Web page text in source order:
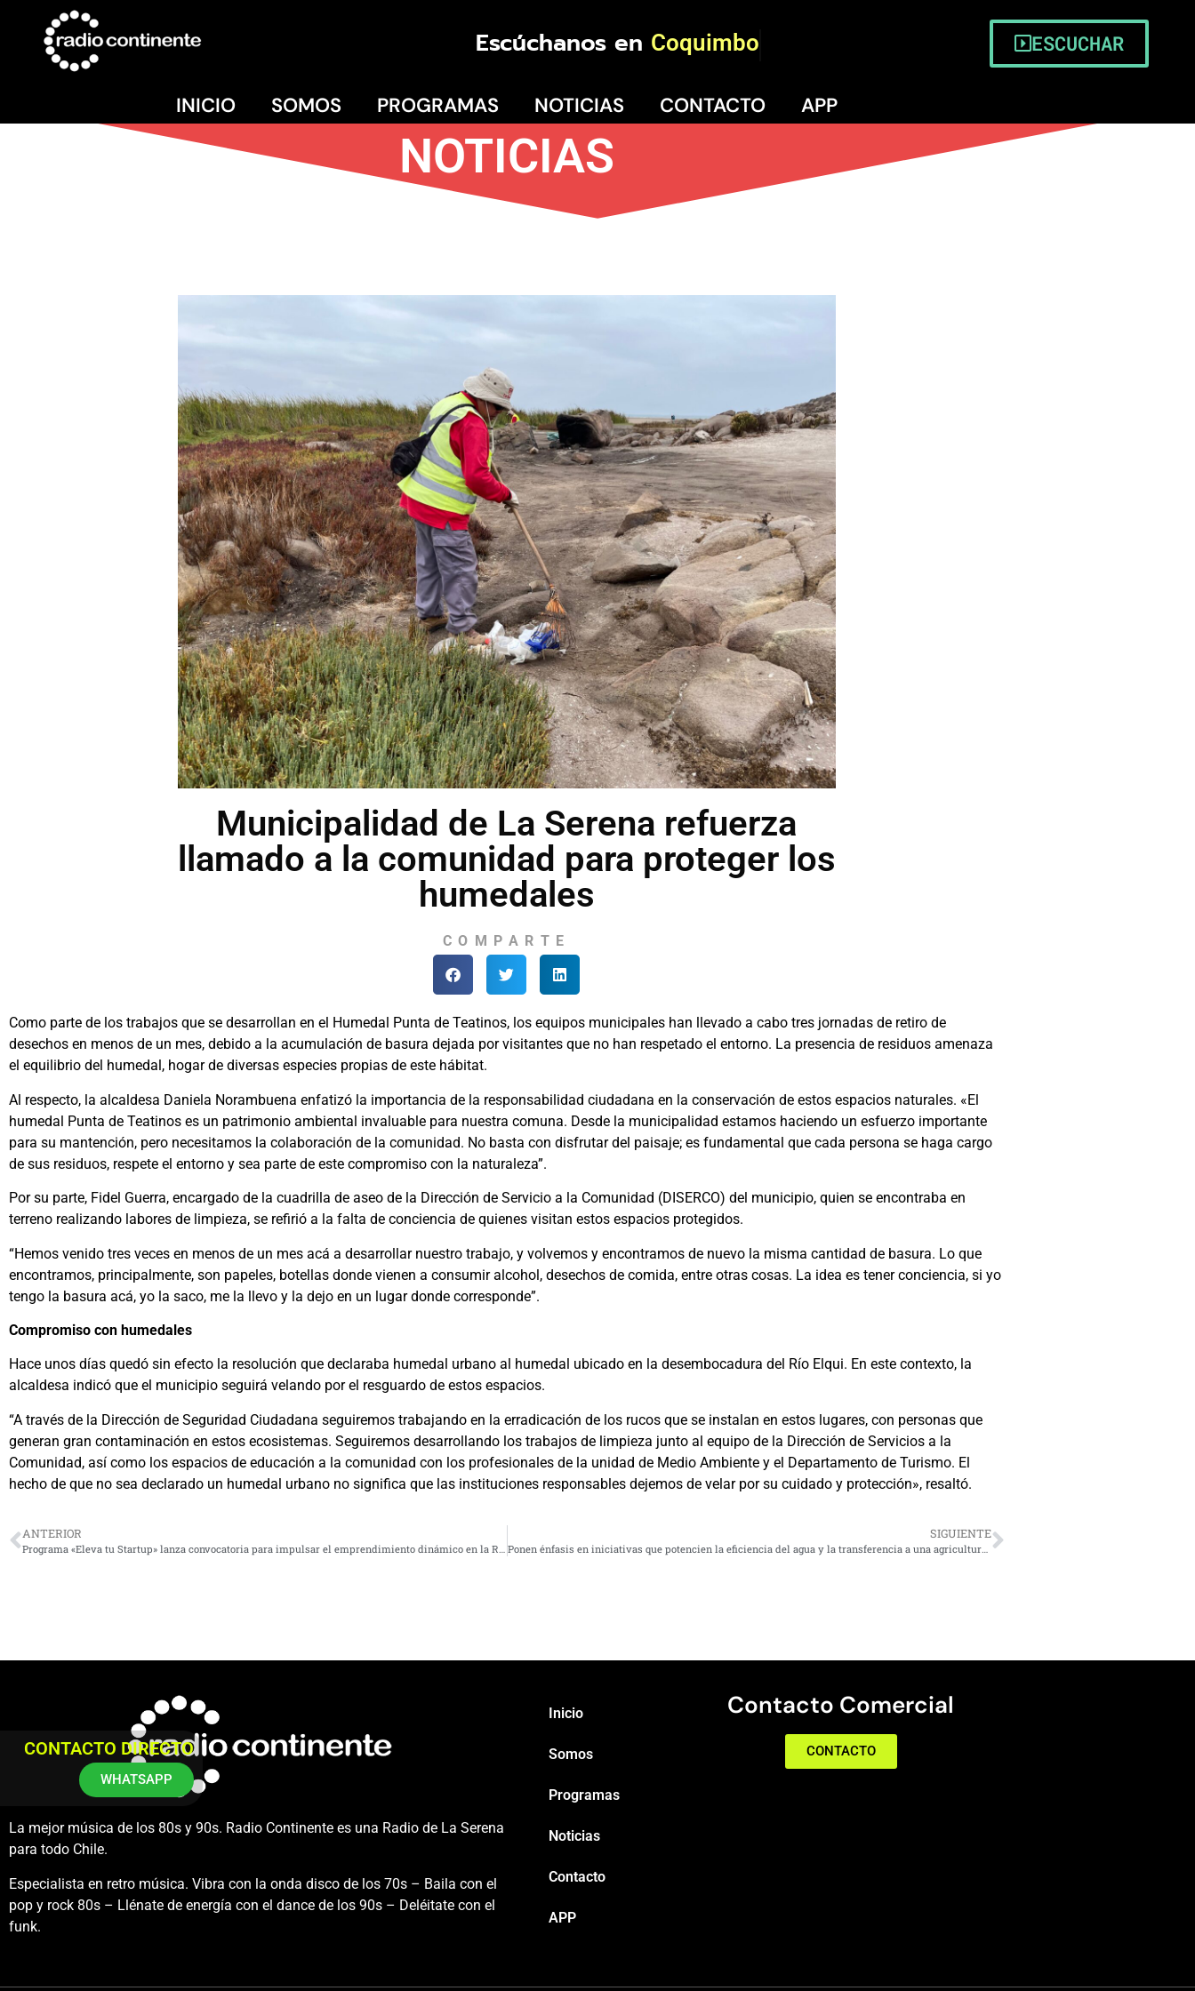
Escúchanos en Coquimbo ESCUCHAR
INICIO SOMOS PROGRAMAS NOTICIAS CONTACTO APP
NOTICIAS
Municipalidad de La Serena refuerza
llamado a la comunidad para proteger los
humedales
COMPARTE
Como parte de los trabajos que se desarrollan en el Humedal Punta de Teatinos, los equipos municipales han llevado a cabo tres jornadas de retiro de
desechos en menos de un mes, debido a la acumulación de basura dejada por visitantes que no han respetado el entorno. La presencia de residuos amenaza
el equilibrio del humedal, hogar de diversas especies propias de este hábitat.
Al respecto, la alcaldesa Daniela Norambuena enfatizó la importancia de la responsabilidad ciudadana en la conservación de estos espacios naturales. «El
humedal Punta de Teatinos es un patrimonio ambiental invaluable para nuestra comuna. Desde la municipalidad estamos haciendo un esfuerzo importante
para su mantención, pero necesitamos la colaboración de la comunidad. No basta con disfrutar del paisaje; es fundamental que cada persona se haga cargo
de sus residuos, respete el entorno y sea parte de este compromiso con la naturaleza”.
Por su parte, Fidel Guerra, encargado de la cuadrilla de aseo de la Dirección de Servicio a la Comunidad (DISERCO) del municipio, quien se encontraba en
terreno realizando labores de limpieza, se refirió a la falta de conciencia de quienes visitan estos espacios protegidos.
“Hemos venido tres veces en menos de un mes acá a desarrollar nuestro trabajo, y volvemos y encontramos de nuevo la misma cantidad de basura. Lo que
encontramos, principalmente, son papeles, botellas donde vienen a consumir alcohol, desechos de comida, entre otras cosas. La idea es tener conciencia, si yo
tengo la basura acá, yo la saco, me la llevo y la dejo en un lugar donde corresponde”.
Compromiso con humedales
Hace unos días quedó sin efecto la resolución que declaraba humedal urbano al humedal ubicado en la desembocadura del Río Elqui. En este contexto, la
alcaldesa indicó que el municipio seguirá velando por el resguardo de estos espacios.
“A través de la Dirección de Seguridad Ciudadana seguiremos trabajando en la erradicación de los rucos que se instalan en estos lugares, con personas que
generan gran contaminación en estos ecosistemas. Seguiremos desarrollando los trabajos de limpieza junto al equipo de la Dirección de Servicios a la
Comunidad, así como los espacios de educación a la comunidad con los profesionales de la unidad de Medio Ambiente y el Departamento de Turismo. El
hecho de que no sea declarado un humedal urbano no significa que las instituciones responsables dejemos de velar por su cuidado y protección», resaltó.
ANTERIOR
Programa «Eleva tu Startup» lanza convocatoria para impulsar el emprendimiento dinámico en la Región de Coquimbo
SIGUIENTE
Ponen énfasis en iniciativas que potencien la eficiencia del agua y la transferencia a una agricultura sustentable
La mejor música de los 80s y 90s. Radio Continente es una Radio de La Serena
para todo Chile.
Especialista en retro música. Vibra con la onda disco de los 70s – Baila con el
pop y rock 80s – Llénate de energía con el dance de los 90s – Deléitate con el
funk.
Inicio
Somos
Programas
Noticias
Contacto
APP
Contacto Comercial
CONTACTO
CONTACTO DIRECTO
WHATSAPP